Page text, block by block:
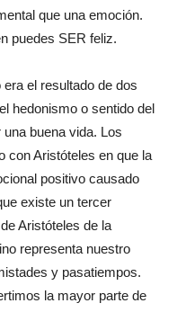
que una emoción.
puedes SER feliz.
el resultado de dos
hedonismo o sentido del
buena vida. Los
con Aristóteles en que la
positivo causado
existe un tercer
Aristóteles de la
representa nuestro
y pasatiempos.
la mayor parte de